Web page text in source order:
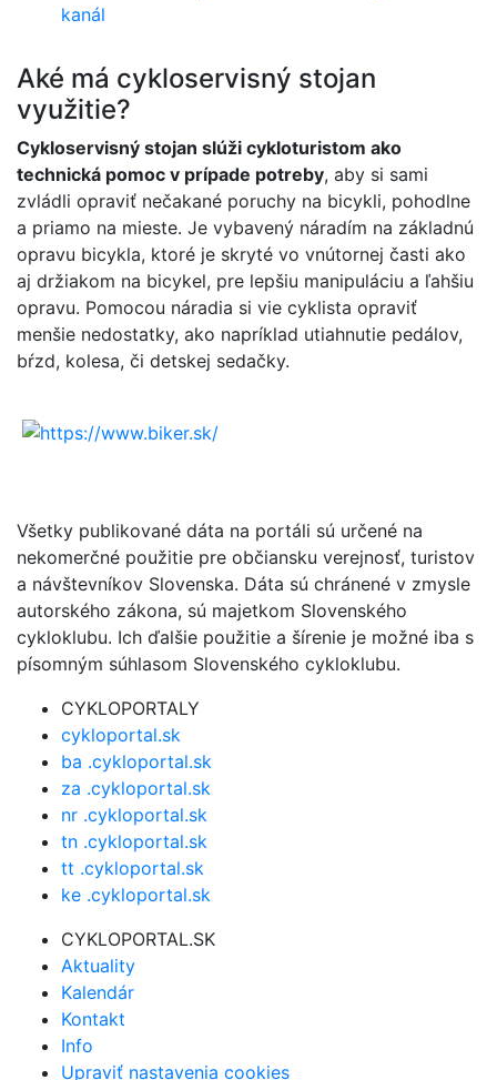
kanál
Aké má cykloservisný stojan
využitie?
Cykloservisný stojan slúži cykloturistom ako
technická pomoc v prípade potreby, aby si sami
zvládli opraviť nečakané poruchy na bicykli, pohodlne
a priamo na mieste. Je vybavený náradím na základnú
opravu bicykla, ktoré je skryté vo vnútornej časti ako
aj držiakom na bicykel, pre lepšiu manipuláciu a ľahšiu
opravu. Pomocou náradia si vie cyklista opraviť
menšie nedostatky, ako napríklad utiahnutie pedálov,
bŕzd, kolesa, či detskej sedačky.
Všetky publikované dáta na portáli sú určené na
nekomerčné použitie pre občiansku verejnosť, turistov
a návštevníkov Slovenska. Dáta sú chránené v zmysle
autorského zákona, sú majetkom Slovenského
cykloklubu. Ich ďalšie použitie a šírenie je možné iba s
písomným súhlasom Slovenského cykloklubu.
CYKLOPORTALY
cykloportal.sk
ba .cykloportal.sk
za .cykloportal.sk
nr .cykloportal.sk
tn .cykloportal.sk
tt .cykloportal.sk
ke .cykloportal.sk
CYKLOPORTAL.SK
Aktuality
Kalendár
Kontakt
Info
Upraviť nastavenia cookies